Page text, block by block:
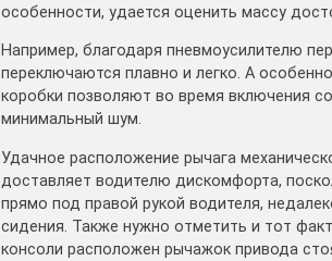
особенности, удается оценить массу
Например, благодаря пневмоусилителю
переключаются плавно и легко. А
коробки позволяют во время включения
минимальный шум.
Удачное расположение рычага
доставляет водителю дискомфорта,
прямо под правой рукой водителя,
сидения. Также нужно отметить и тот
консоли расположен рычажок привода